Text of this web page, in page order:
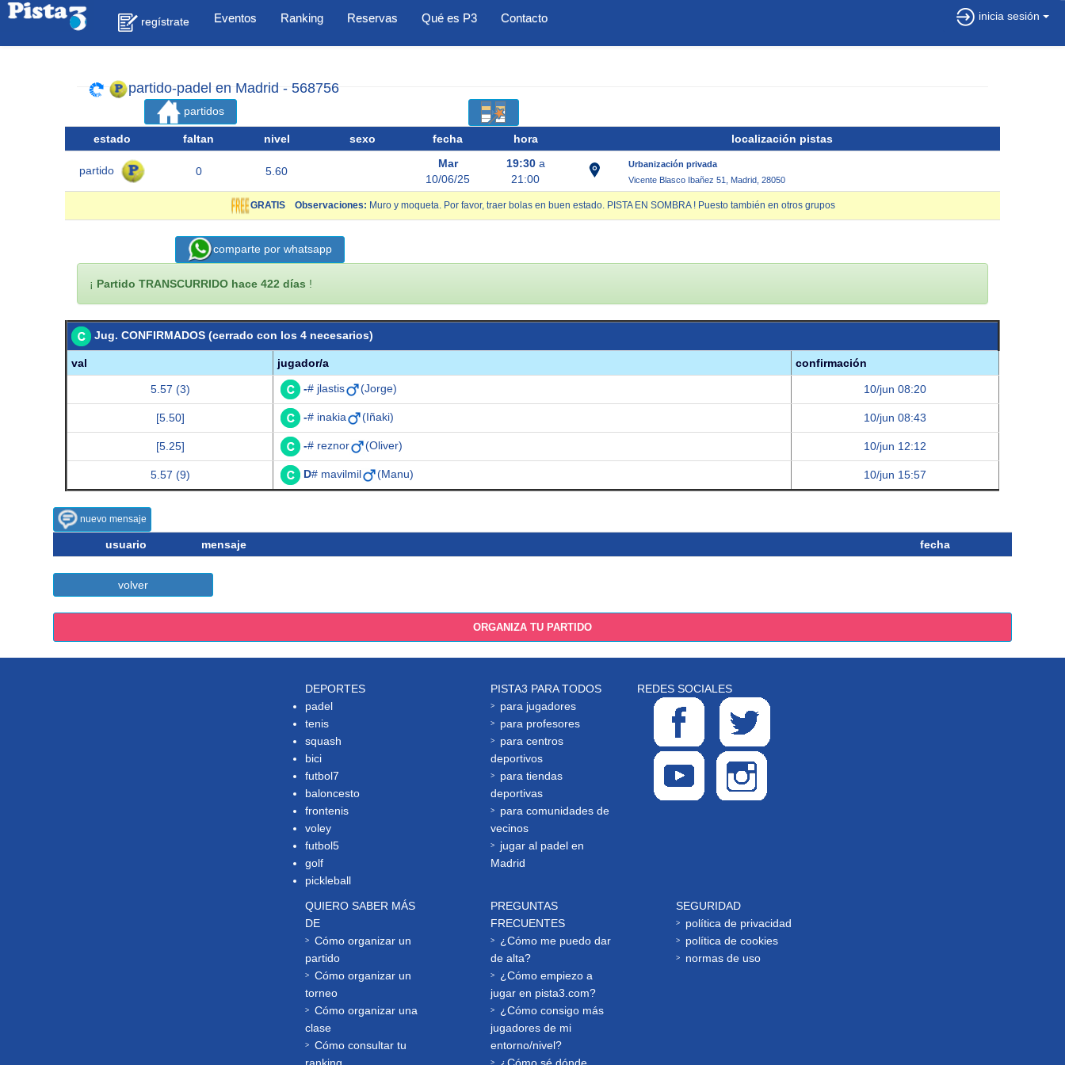
regístrate Eventos Ranking Reservas Qué es P3 Contacto inicia sesión
partido-padel en Madrid - 568756
partidos
estado faltan nivel sexo fecha hora localización pistas
partido 0 5.60
Mar
10/06/25
19:30a
21:00
Urbanización privada
Vicente Blasco Ibañez 51, Madrid, 28050
GRATIS Observaciones: Muro y moqueta. Por favor, traer bolas en buen estado. PISTA EN SOMBRA ! Puesto también en otros grupos
comparte por whatsapp
¡ Partido TRANSCURRIDO hace 422 días !
Jug. CONFIRMADOS (cerrado con los 4 necesarios)
val jugador/a confirmación
5.57 (3) -# jlastis (Jorge) 10/jun 08:20
[5.50] -# inakia (Iñaki) 10/jun 08:43
[5.25] -# reznor (Oliver) 10/jun 12:12
5.57 (9) D# mavilmil (Manu) 10/jun 15:57
nuevo mensaje
usuario mensaje fecha
volver
ORGANIZA TU PARTIDO
DEPORTES
padel
tenis
squash
bici
futbol7
baloncesto
frontenis
voley
futbol5
golf
pickleball
PISTA3 PARA TODOS
para jugadores
para profesores
para centros
deportivos
para tiendas
deportivas
para comunidades de
vecinos
jugar al padel en
Madrid
REDES SOCIALES
QUIERO SABER MÁS
DE
Cómo organizar un
partido
Cómo organizar un
torneo
Cómo organizar una
clase
Cómo consultar tu
PREGUNTAS
FRECUENTES
¿Cómo me puedo dar
de alta?
¿Cómo empiezo a
jugar en pista3.com?
¿Cómo consigo más
jugadores de mi
entorno/nivel?
SEGURIDAD
política de privacidad
política de cookies
normas de uso